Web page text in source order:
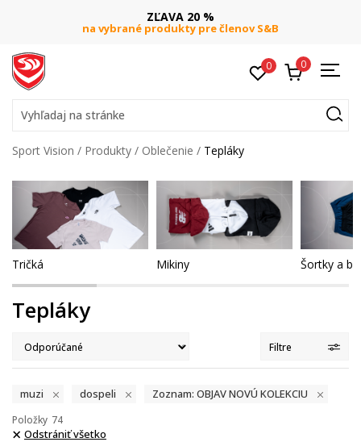
DOPRAVA ZADARMO
pri objednaní nad 80 €(neplatí pre Click&Collect)
0 0
Vyhľadaj na stránke
Sport Vision Produkty Oblečenie Tepláky
Tričká Mikiny Šortky a
Tepláky
Filtre
muzi dospeli Zoznam: OBJAV NOVÚ KOLEKCIU
74
Položky
Odstrániť všetko